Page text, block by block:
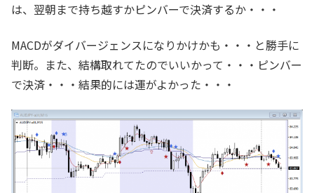
は、翌朝まで持ち越すかピンバーで決済するか・・・
MACDがダイバージェンスになりかけかも・・・と勝手に
判断。また、結構取れてたのでいいかって・・・ピンバー
で決済・・・結果的には運がよかった・・・